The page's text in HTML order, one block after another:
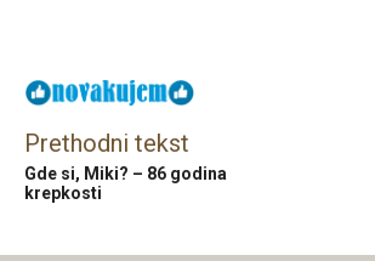
Prethodni tekst
Gde si, Miki? – 86 godina
krepkosti